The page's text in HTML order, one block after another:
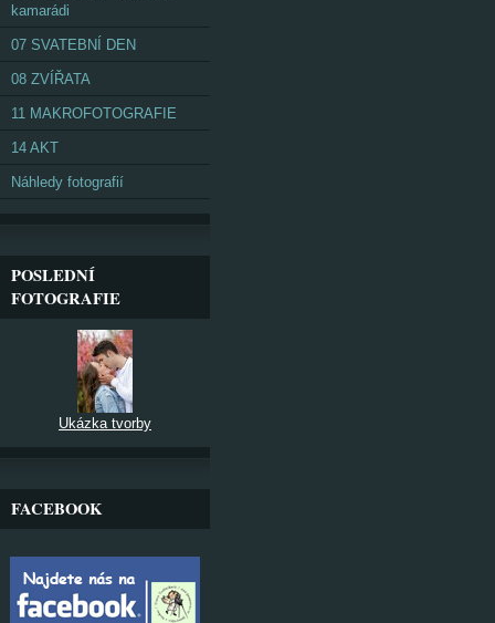
kamarádi
07 SVATEBNÍ DEN
08 ZVÍŘATA
11 MAKROFOTOGRAFIE
14 AKT
Náhledy fotografií
POSLEDNÍ
FOTOGRAFIE
Ukázka tvorby
FACEBOOK